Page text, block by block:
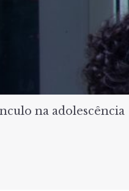
na adolescência